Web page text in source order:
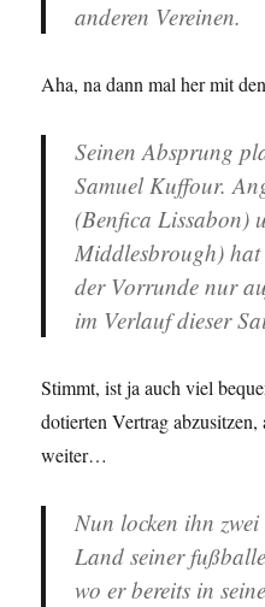
anderen Vereinen.
Aha, na dann mal her mit
Seinen Absprung
Samuel Kuffour.
(Benfica Lissabon)
Middlesbrough)
der Vorrunde nur
im Verlauf dieser
Stimmt, ist ja auch viel
dotierten Vertrag
weiter…
Nun locken ihn
Land seiner
wo er bereits in